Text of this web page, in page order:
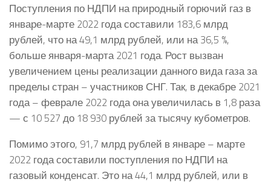
Поступления по НДПИ на природный горючий газ в
январе-марте 2022 года составили 183,6 млрд
рублей, что на 49,1 млрд рублей, или на 36,5 %,
больше января-марта 2021 года. Рост вызван
увеличением цены реализации данного вида газа за
пределы стран – участников СНГ. Так, в декабре 2021
года – феврале 2022 года она увеличилась в 1,8 раза
— с 10 527 до 18 930 рублей за тысячу кубометров.
Помимо этого, 91,7 млрд рублей в январе – марте
2022 года составили поступления по НДПИ на
газовый конденсат. Это на 44,1 млрд рублей, или в